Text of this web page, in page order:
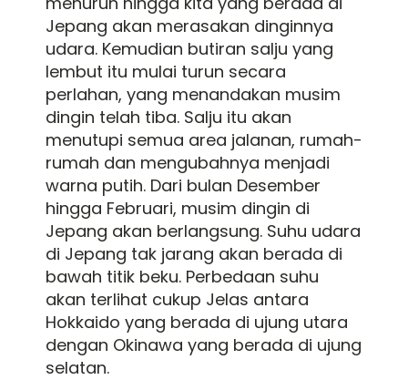
Jepang akan merasakan dinginnya
udara. Kemudian butiran salju yang
lembut itu mulai turun secara
perlahan, yang menandakan musim
dingin telah tiba. Salju itu akan
menutupi semua area jalanan, rumah-
rumah dan mengubahnya menjadi
warna putih. Dari bulan Desember
hingga Februari, musim dingin di
Jepang akan berlangsung. Suhu udara
di Jepang tak jarang akan berada di
bawah titik beku. Perbedaan suhu
akan terlihat cukup Jelas antara
Hokkaido yang berada di ujung utara
dengan Okinawa yang berada di ujung
selatan.